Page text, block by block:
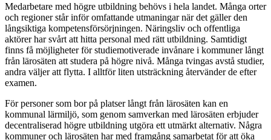
Medarbetare med högre utbildning behövs i hela landet. Många orter
och regioner står inför omfattande utmaningar när det gäller den
långsiktiga kompetensförsörjningen. Näringsliv och offentliga
aktörer har svårt att hitta personal med rätt utbildning. Samtidigt
finns få möjligheter för studiemotiverade invånare i kommuner långt
från lärosäten att studera på högre nivå. Många tvingas avstå studier,
andra väljer att flytta. I alltför liten utsträckning återvänder de efter
examen.
För personer som bor på platser långt från lärosäten kan en
kommunal lärmiljö, som genom samverkan med lärosäten erbjuder
decentraliserad högre utbildning utgöra ett utmärkt alternativ. Några
kommuner och lärosäten har med framgång samarbetat för att öka